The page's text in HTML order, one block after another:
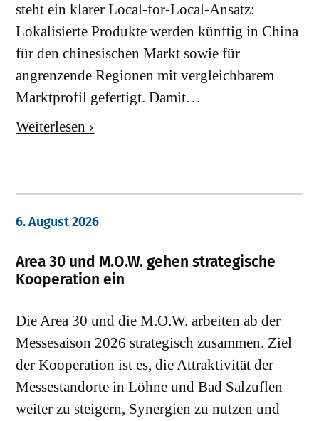
steht ein klarer Local-for-Local-Ansatz:
Lokalisierte Produkte werden künftig in China
für den chinesischen Markt sowie für
angrenzende Regionen mit vergleichbarem
Marktprofil gefertigt. Damit…
Weiterlesen ›
6. August 2026
Area 30 und M.O.W. gehen strategische
Kooperation ein
Die Area 30 und die M.O.W. arbeiten ab der
Messesaison 2026 strategisch zusammen. Ziel
der Kooperation ist es, die Attraktivität der
Messestandorte in Löhne und Bad Salzuflen
weiter zu steigern, Synergien zu nutzen und